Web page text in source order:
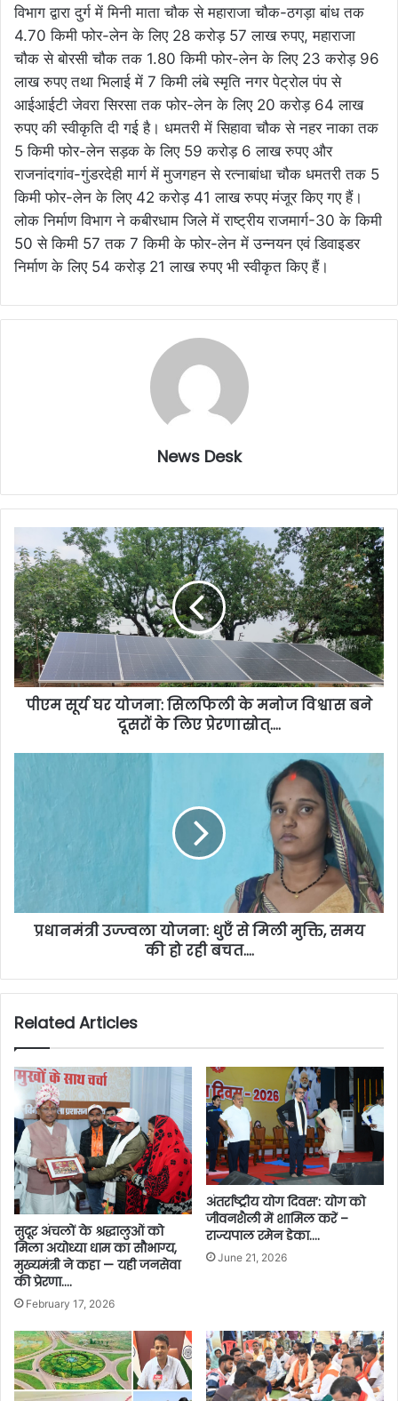
विभाग द्वारा दुर्ग में मिनी माता चौक से महाराजा चौक-ठगड़ा बांध तक
4.70 किमी फोर-लेन के लिए 28 करोड़ 57 लाख रुपए, महाराजा
चौक से बोरसी चौक तक 1.80 किमी फोर-लेन के लिए 23 करोड़ 96
लाख रुपए तथा भिलाई में 7 किमी लंबे स्मृति नगर पेट्रोल पंप से
आईआईटी जेवरा सिरसा तक फोर-लेन के लिए 20 करोड़ 64 लाख
रुपए की स्वीकृति दी गई है। धमतरी में सिहावा चौक से नहर नाका तक
5 किमी फोर-लेन सड़क के लिए 59 करोड़ 6 लाख रुपए और
राजनांदगांव-गुंडरदेही मार्ग में मुजगहन से रत्नाबांधा चौक धमतरी तक 5
किमी फोर-लेन के लिए 42 करोड़ 41 लाख रुपए मंजूर किए गए हैं।
लोक निर्माण विभाग ने कबीरधाम जिले में राष्ट्रीय राजमार्ग-30 के किमी
50 से किमी 57 तक 7 किमी के फोर-लेन में उन्नयन एवं डिवाइडर
निर्माण के लिए 54 करोड़ 21 लाख रुपए भी स्वीकृत किए हैं।
News Desk
पीएम सूर्य घर योजना: सिलफिली के मनोज विश्वास बने
दूसरों के लिए प्रेरणास्रोत्….
प्रधानमंत्री उज्ज्वला योजना: धुएँ से मिली मुक्ति, समय
की हो रही बचत….
Related Articles
सुदूर अंचलों के श्रद्धालुओं को
मिला अयोध्या धाम का सौभाग्य,
मुख्यमंत्री ने कहा — यही जनसेवा
की प्रेरणा….
February 17, 2026
अंतर्राष्ट्रीय योग दिवस’: योग को
जीवनशैली में शामिल करें –
राज्यपाल रमेन डेका….
June 21, 2026